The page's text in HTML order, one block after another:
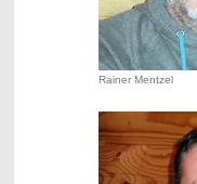
Rainer Mentzel